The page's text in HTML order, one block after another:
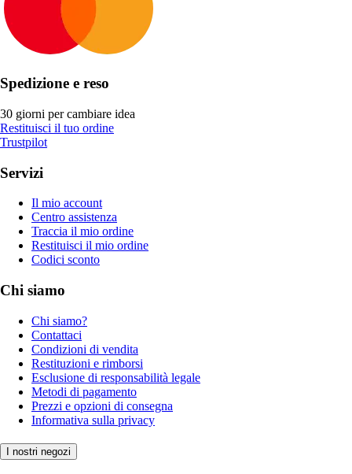
Spedizione e reso
30 giorni per cambiare idea
Restituisci il tuo ordine
Trustpilot
Servizi
Il mio account
Centro assistenza
Traccia il mio ordine
Restituisci il mio ordine
Codici sconto
Chi siamo
Chi siamo?
Contattaci
Condizioni di vendita
Restituzioni e rimborsi
Esclusione di responsabilità legale
Metodi di pagamento
Prezzi e opzioni di consegna
Informativa sulla privacy
I nostri negozi